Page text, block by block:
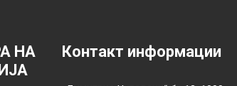
НА
Контакт информации